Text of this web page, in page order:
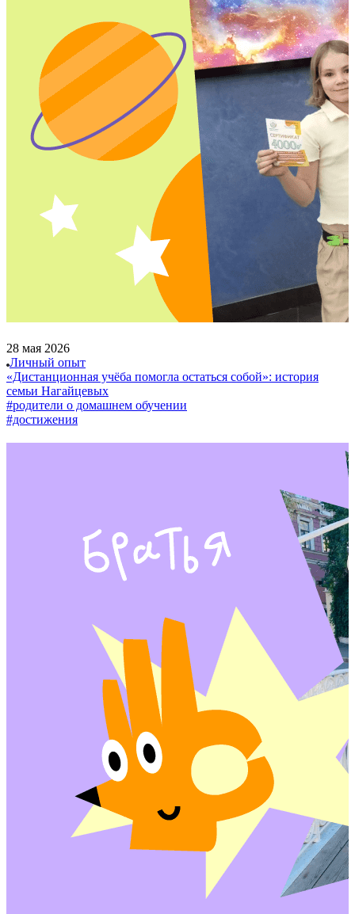
28 мая 2026
Личный опыт
«Дистанционная учёба помогла остаться собой»: история
семьи Нагайцевых
#родители о домашнем обучении
#достижения